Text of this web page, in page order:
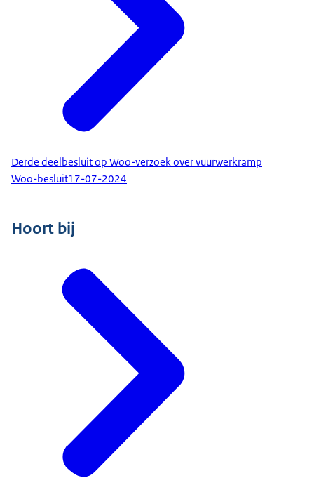
Derde deelbesluit op Woo-verzoek over vuurwerkramp
Woo-besluit17-07-2024
Hoort bij